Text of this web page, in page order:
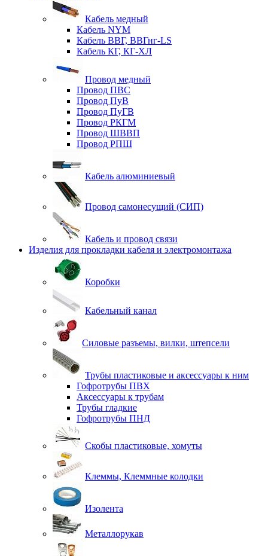
Кабель медный
Кабель NYM
Кабель ВВГ, ВВГнг-LS
Кабель КГ, КГ-ХЛ
Провод медный
Провод ПВС
Провод ПуВ
Провод ПуГВ
Провод РКГМ
Провод ШВВП
Провод РПШ
Кабель алюминиевый
Провод самонесущий (СИП)
Кабель и провод связи
Изделия для прокладки кабеля и электромонтажа
Коробки
Кабельный канал
Силовые разъемы, вилки, штепсели
Трубы пластиковые и аксессуары к ним
Гофротрубы ПВХ
Аксессуары к трубам
Трубы гладкие
Гофротрубы ПНД
Скобы пластиковые, хомуты
Клеммы, Клеммные колодки
Изолента
Металлорукав